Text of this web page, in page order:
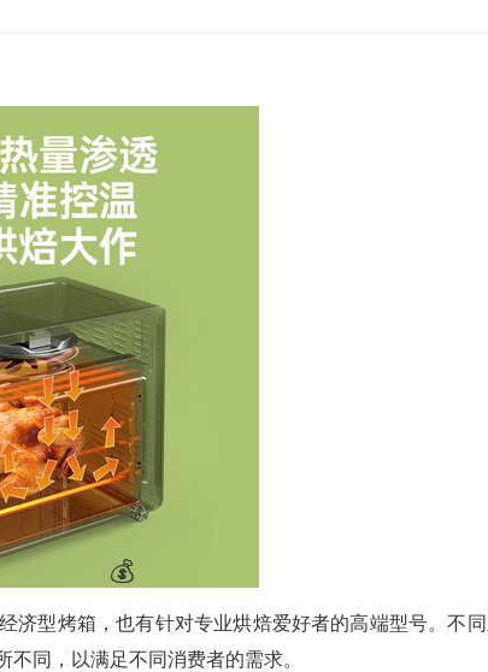
济型烤箱，也有针对专业烘焙爱好者的高端型号。不
同，以满足不同消费者的需求。